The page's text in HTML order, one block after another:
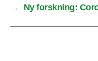
→
Ny forskning: